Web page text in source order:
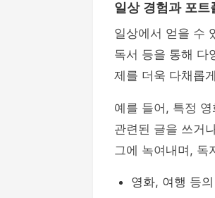
일상 경험과 포트
일상에서 얻을 수
독서 등을 통해 다
제를 더욱 다채롭
예를 들어, 특정
관련된 글을 쓰거
그에 녹여내며, 독
영화, 여행 등